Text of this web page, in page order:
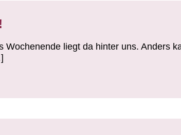
Wochenende liegt da hinter uns. Anders